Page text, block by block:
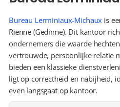
Bureau Lerminiaux-Michaux is
Rienne (Gedinne). Dit kantoor
ondernemers die waarde
vertrouwde, persoonlijke relatie
bieden een klassieke
ligt op correctheid en nabijheid,
even langsgaat op kantoor.